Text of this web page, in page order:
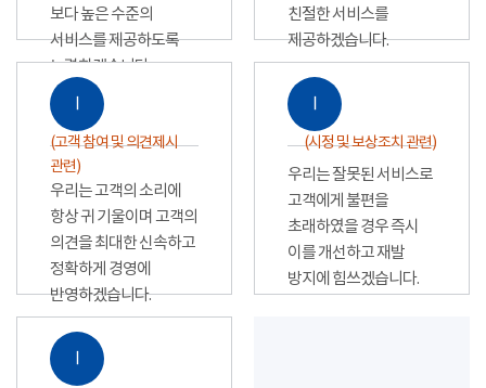
보다 높은 수준의
서비스를 제공하도록
노력하겠습니다.
친절한 서비스를
제공하겠습니다.
Ⅰ
(고객 참여 및 의견제시
관련)
우리는 고객의 소리에
항상 귀 기울이며 고객의
의견을 최대한 신속하고
정확하게 경영에
반영하겠습니다.
Ⅰ
(시정 및 보상조치 관련)
우리는 잘못된 서비스로
고객에게 불편을
초래하였을 경우 즉시
이를 개선하고 재발
방지에 힘쓰겠습니다.
Ⅰ